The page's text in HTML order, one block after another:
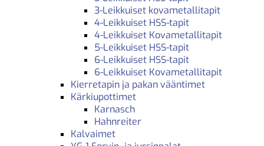
3-Leikkuiset kovametallitapit
4-Leikkuiset HSS-tapit
4-Leikkuiset Kovametallitapit
5-Leikkuiset HSS-tapit
6-Leikkuiset HSS-tapit
6-Leikkuiset Kovametallitapit
Kierretapin ja pakan vääntimet
Kärkiupottimet
Karnasch
Hahnreiter
Kalvaimet